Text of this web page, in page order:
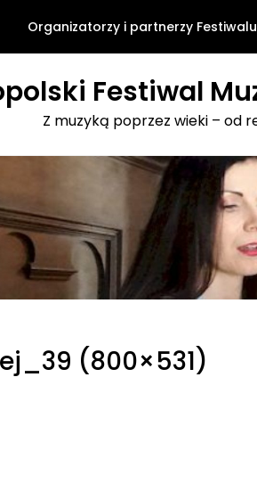
Organizatorzy i partnerzy Festiwalu
Festiwal
Z muzyką poprzez wieki – od
(800×531)